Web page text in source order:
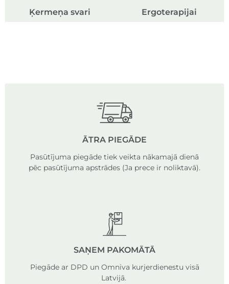
Ķermeņa svari Ergoterapijai
ĀTRA PIEGĀDE
Pasūtījuma piegāde tiek veikta nākamajā dienā
pēc pasūtījuma apstrādes (Ja prece ir noliktavā).
SAŅEM PAKOMĀTĀ
Piegāde ar DPD un Omniva kurjerdienestu visā
Latvijā.